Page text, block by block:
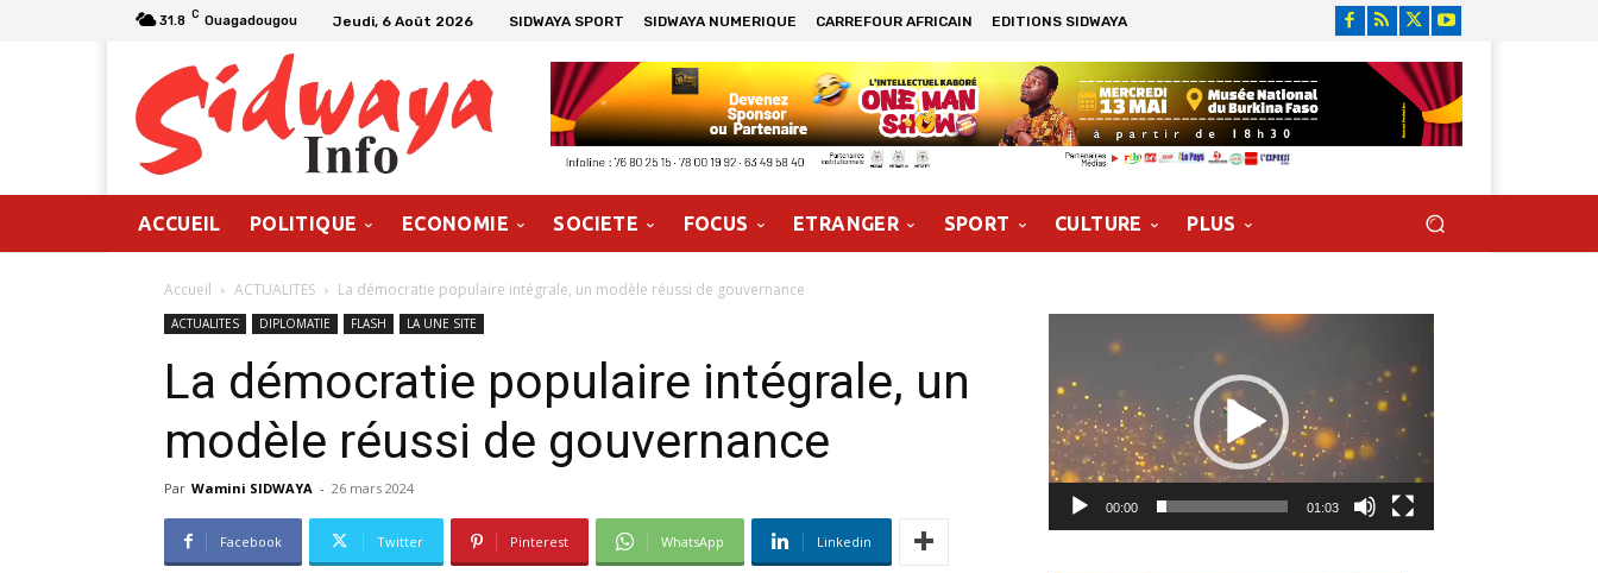
31.8 C Ouagadougou Jeudi, 6 Août 2026 SIDWAYA SPORT SIDWAYA NUMERIQUE CARREFOUR AFRICAIN EDITIONS SIDWAYA
ACCUEIL POLITIQUE ECONOMIE SOCIETE FOCUS ETRANGER SPORT CULTURE PLUS
Accueil ACTUALITES La démocratie populaire intégrale, un modèle réussi de gouvernance
ACTUALITES DIPLOMATIE FLASH LA UNE SITE
La démocratie populaire intégrale, un
modèle réussi de gouvernance
Par Wamini SIDWAYA - 26 mars 2024
Facebook Twitter Pinterest WhatsApp Linkedin
00:00 01:03